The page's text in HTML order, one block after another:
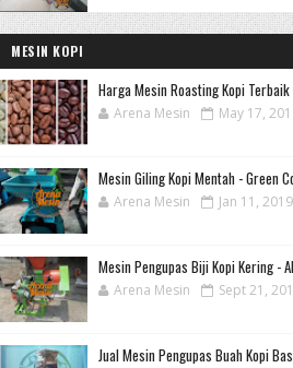
MESIN KOPI
Harga Mesin Roasting Kopi Terbaik
Arena Mesin May 17,
Mesin Giling Kopi Mentah - Green
Arena Mesin Jan 11, 2019
Mesin Pengupas Biji Kopi Kering -
Arena Mesin Sept 21,
Jual Mesin Pengupas Buah Kopi